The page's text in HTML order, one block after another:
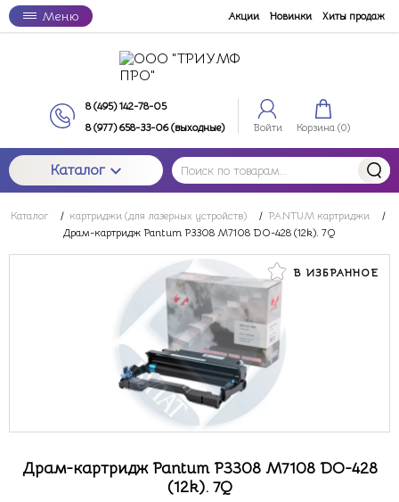
Меню Акции Новинки Хиты продаж
8 (495) 142-78-05
8 (977) 658-33-06 (выходные)
Войти Корзина (0)
Каталог
Каталог / картриджи (для лазерных устройств) / PANTUM картриджи
/
Драм-картридж Pantum P3308 M7108 DO-428 (12k). 7Q
В ИЗБРАННОЕ
Драм-картридж Pantum P3308 M7108 DO-428
(12k). 7Q